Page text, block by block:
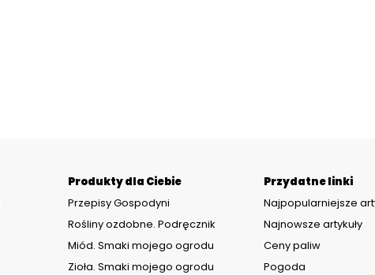
Produkty dla Ciebie
Przepisy Gospodyni
Rośliny ozdobne. Podręcznik
Miód. Smaki mojego ogrodu
Zioła. Smaki mojego ogrodu
Przydatne linki
Najpopularniejsze
Najnowsze artykuły
Ceny paliw
Pogoda